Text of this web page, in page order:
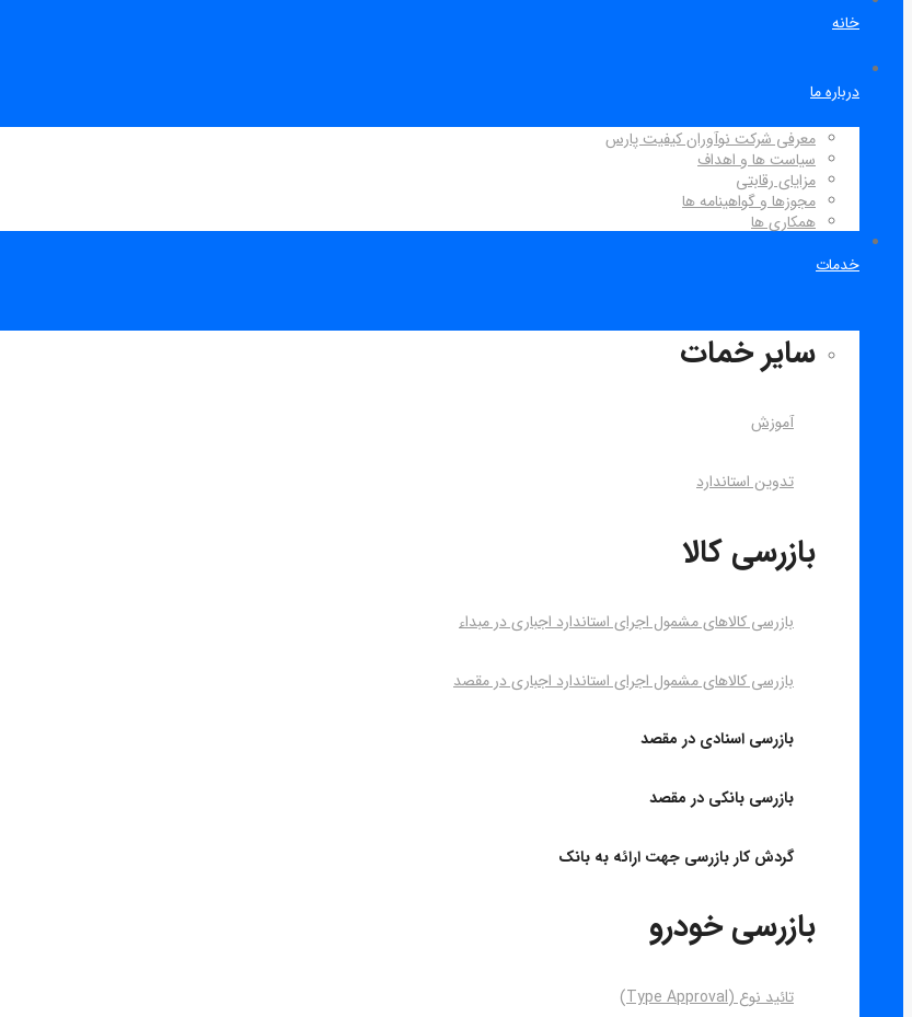
خانه
درباره ما
معرفی شرکت نوآوران کیفیت پارس
سیاست ها و اهداف
مزایای رقابتی
مجوزها و گواهینامه ها
همکاری ها
خدمات
سایر خمات
آموزش
تدوین استاندارد
بازرسی کالا
بازرسی کالاهای مشمول اجرای استاندارد اجباری در مبداء
بازرسی کالاهای مشمول اجرای استاندارد اجباری در مقصد
بازرسی اسنادی در مقصد
بازرسی بانکی در مقصد
گردش کار بازرسی جهت ارائه به بانک
بازرسی خودرو
تائید نوع (Type Approval)